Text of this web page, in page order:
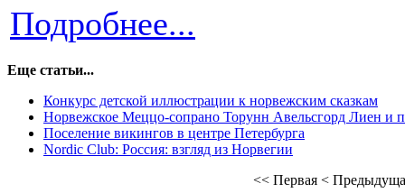
Подробнее...
Еще статьи...
Конкурс детской иллюстрации к норвежским сказкам
Норвежское Меццо-сопрано Торунн Авельсгорд Лиен и
Поселение викингов в центре Петербурга
Nordic Club: Россия: взгляд из Норвегии
<< Первая <